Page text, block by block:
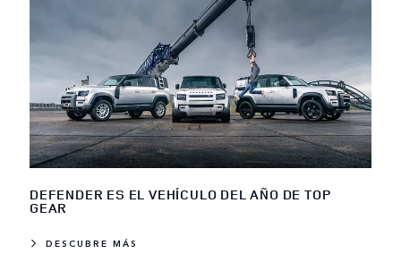
DEFENDER ES EL VEHÍCULO DEL AÑO DE TOP
GEAR
DESCUBRE MÁS